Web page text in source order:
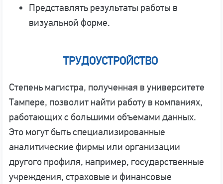
Представлять результаты работы в
визуальной форме.
ТРУДОУСТРОЙСТВО
Степень магистра, полученная в университете
Тампере, позволит найти работу в компаниях,
работающих с большими объемами данных.
Это могут быть специализированные
аналитические фирмы или организации
другого профиля, например, государственные
учреждения, страховые и финансовые